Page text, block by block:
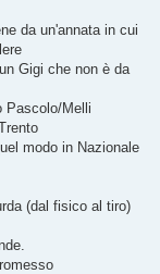
da un'annata in cui
Gigi che non è da
Pascolo/Melli
modo in Nazionale
(dal fisico al tiro)